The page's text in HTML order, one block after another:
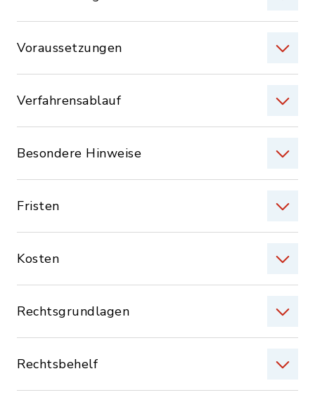
Voraussetzungen
Verfahrensablauf
Besondere Hinweise
Fristen
Kosten
Rechtsgrundlagen
Rechtsbehelf